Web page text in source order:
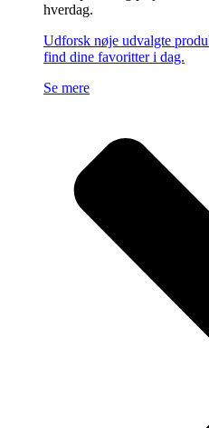
hverdag.
Udforsk nøje udvalgte
find dine favoritter i dag.
Se mere